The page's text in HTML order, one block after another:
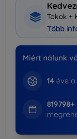
Tokok +
Több
Miért nálunk
14éve a
819798+